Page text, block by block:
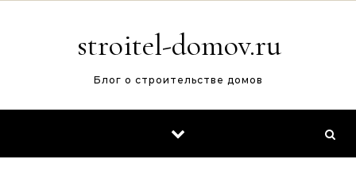
stroitel-domov.ru
Блог о строительстве домов